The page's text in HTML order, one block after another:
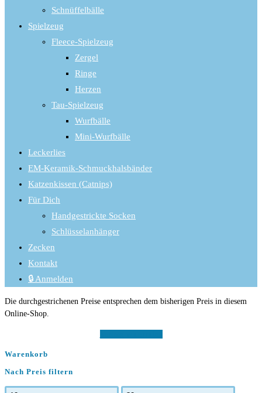
Schnüffelbälle
Spielzeug
Fleece-Spielzeug
Zergel
Ringe
Herzen
Tau-Spielzeug
Wurfbälle
Mini-Wurfbälle
Leckerlies
EM-Keramik-Schmuckhalsbänder
Katzenkissen (Catnips)
Für Dich
Handgestrickte Socken
Schlüsselanhänger
Zecken
Kontakt
🔒 Anmelden
Die durchgestrichenen Preise entsprechen dem bisherigen Preis in diesem
Online-Shop.
Warenkorb
Nach Preis filtern